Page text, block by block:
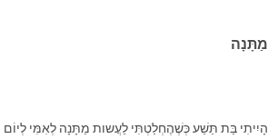
מַתָּנָה
הָיִיתִי בַּת תֵּשַׁע כְּשֶׁהֶחְלַטְתִּי לַעֲשות מַתָּנָה לְאִמִּי